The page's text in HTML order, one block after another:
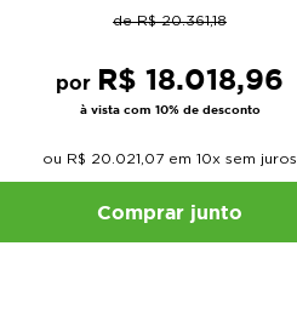
deR$ 20.361,18
por R$ 18.018,96
à vista com 10% de desconto
ou R$ 20 021 07 em 10x sem juros
Comprar junto